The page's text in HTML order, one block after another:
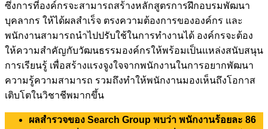
ซึ่งการที่องค์กรจะสามารถสร้างหลักสูตรการฝึกอบรมพัฒนา
บุคลากร ให้ได้ผลสำเร็จ ตรงความต้องการขององค์กร และ
พนักงานสามารถนำไปปรับใช้ในการทำงานได้ องค์กรจะต้อง
ให้ความสำคัญกับวัฒนธรรมองค์กรให้พร้อมเป็นแหล่งสนับสนุน
การเรียนรู้ เพื่อสร้างแรงจูงใจจากพนักงานในการอยากพัฒนา
ความรู้ความสามารถ รวมถึงทำให้พนักงานมองเห็นถึงโอกาส
เติบโตในวิชาชีพมากขึ้น
ผลสำรวจของ Search Group พบว่า พนักงานร้อยละ 86